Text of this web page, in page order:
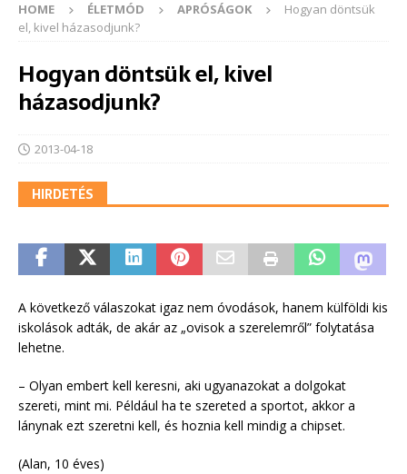
HOME ÉLETMÓD APRÓSÁGOK
Hogyan döntsük
el, kivel házasodjunk?
Hogyan döntsük el, kivel
házasodjunk?
2013-04-18
HIRDETÉS
A következő válaszokat igaz nem óvodások, hanem külföldi kis
iskolások adták, de akár az „ovisok a szerelemről” folytatása
lehetne.
– Olyan embert kell keresni, aki ugyanazokat a dolgokat
szereti, mint mi. Például ha te szereted a sportot, akkor a
lánynak ezt szeretni kell, és hoznia kell mindig a chipset.
(Alan, 10 éves)